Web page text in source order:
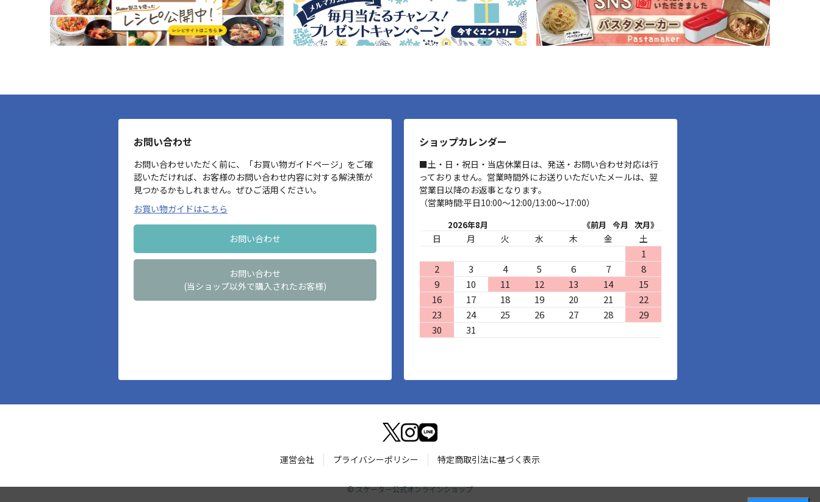
お問い合わせ
お問い合わせいただく前に、「お買い物ガイドページ」をご確
認いただければ、お客様のお問い合わせ内容に対する解決策が
見つかるかもしれません。ぜひご活用ください。
お買い物ガイドはこちら
お問い合わせ
お問い合わせ
(当ショップ以外で購入されたお客様)
ショップカレンダー
■土・日・祝日・当店休業日は、発送・お問い合わせ対応は行
っておりません。営業時間外にお送りいただいたメールは、翌
営業日以降のお返事となります。
（営業時間:平日10:00～12:00/13:00～17:00）
2026年8月 《前月 今月 次月》
日 月 火 水 木 金 土
1
2
3 4 5 6 7
8
9
10 11 12 13 14
15
16
17 18 19 20 21
22
23
24 25 26 27 28
29
30
31
運営会社 プライバシーポリシー 特定商取引法に基づく表示
©スケーター公式オンラインショップ